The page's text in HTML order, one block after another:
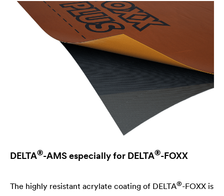
DELTA®-AMS especially for DELTA®-FOXX
The highly resistant acrylate coating of DELTA®-FOXX is